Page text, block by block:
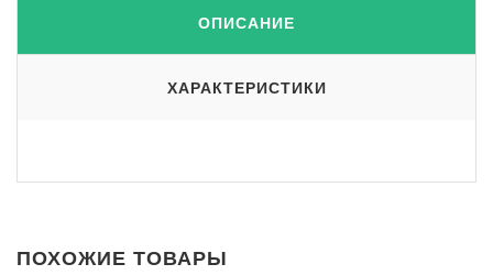
ОПИСАНИЕ
ХАРАКТЕРИСТИКИ
ПОХОЖИЕ ТОВАРЫ